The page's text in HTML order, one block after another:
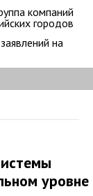
компаний
городов
на
уровне